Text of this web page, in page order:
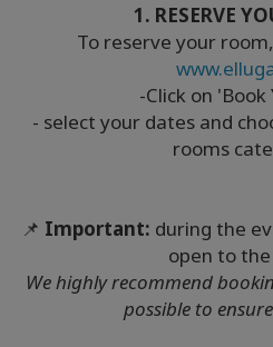
1. RESERVE
To reserve your
-Click on 'Book
- select your dates and
rooms
📌 Important: during the
open to
We highly recommend
possible to